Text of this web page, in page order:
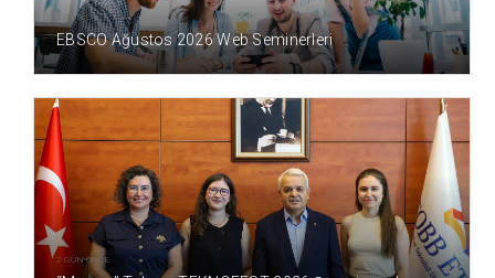
2 GÜN ÖNCE
EBSCO Ağustos 2026 Web Seminerleri
2 GÜN ÖNCE